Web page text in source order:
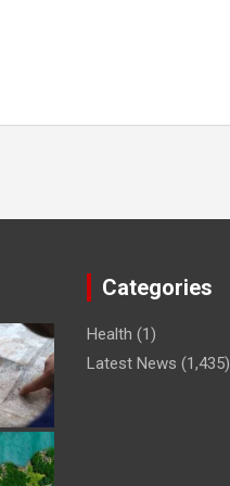
Categories
Health (1)
Latest News (1,435)